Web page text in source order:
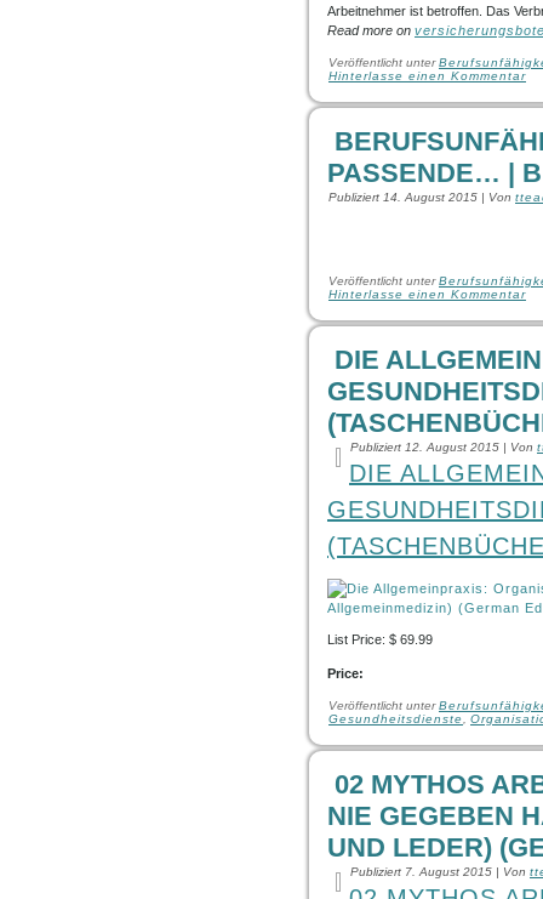
Arbeitnehmer ist betroffen. Das
Read more on
Veröffentlicht unter
Hinterlasse einen Kommentar
PASSENDE… |
Publiziert 14. August 2015 | Von
Veröffentlicht unter
Hinterlasse einen Kommentar
DIE
Publiziert 12. August 2015 | Von
DIE
List Price: $ 69.99
Price:
Veröffentlicht unter
Gesundheitsdienste
02 MYTHOS
NIE GEGEBEN
UND LEDER)
Publiziert 7. August 2015 | Von